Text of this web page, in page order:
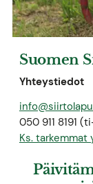
Suomen
Yhteystiedot
050 911 8191
Ks.